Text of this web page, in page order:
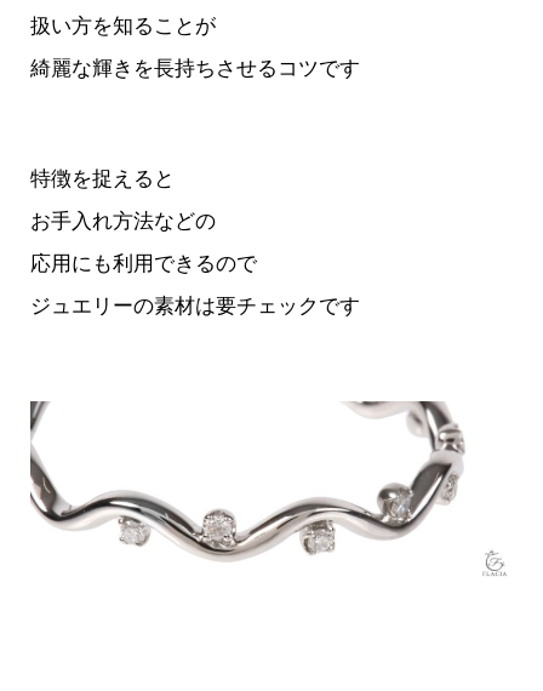
扱い方を知ることが
綺麗な輝きを長持ちさせるコツです
特徴を捉えると
お手入れ方法などの
応用にも利用できるので
ジュエリーの素材は要チェックです